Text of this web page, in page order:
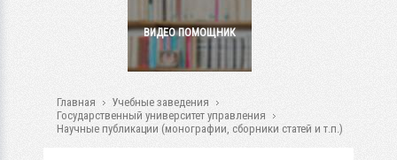
ВИДЕО ПОМОЩНИК
Главная
Учебные заведения
Государственный университет управления
Научные публикации (монографии, сборники статей и т.п.)